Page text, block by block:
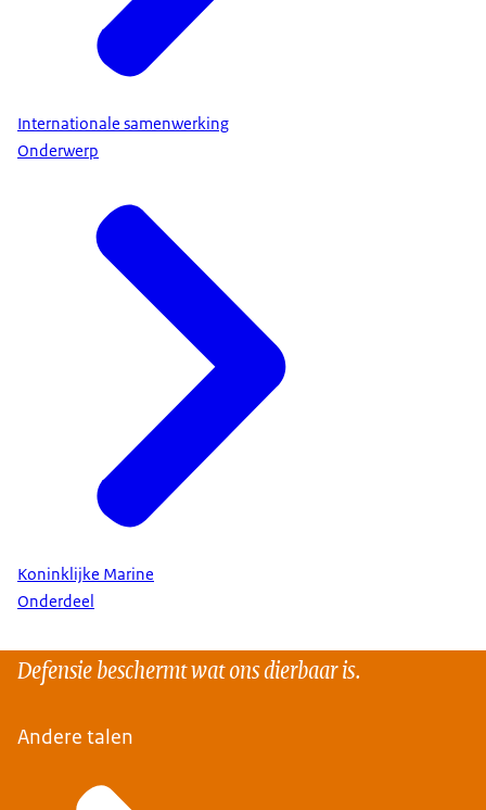
Internationale samenwerking
Onderwerp
Koninklijke Marine
Onderdeel
Defensie beschermt wat ons dierbaar is.
Andere talen